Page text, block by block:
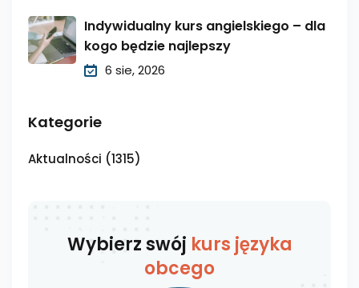
Indywidualny kurs angielskiego – dla
kogo będzie najlepszy
6 sie, 2026
Kategorie
Aktualności (1315)
Wybierz swój kurs języka
obcego